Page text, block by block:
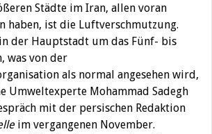
Städte im Iran, allen voran
haben, ist die Luftverschmutzung.
der Hauptstadt um das Fünf- bis
was von der
als normal angesehen wird,
Umweltexperte Mohammad Sadegh
mit der persischen Redaktion
im vergangenen November.